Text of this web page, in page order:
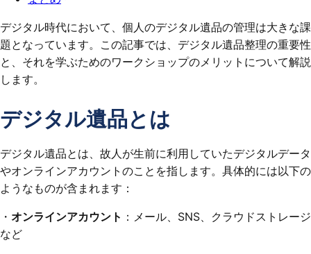
デジタル時代において、個人のデジタル遺品の管理は大きな課
題となっています。この記事では、デジタル遺品整理の重要性
と、それを学ぶためのワークショップのメリットについて解説
します。
デジタル遺品とは
デジタル遺品とは、故人が生前に利用していたデジタルデータ
やオンラインアカウントのことを指します。具体的には以下の
ようなものが含まれます：
・ オンラインアカウント ：メール、SNS、クラウドストレージ
など